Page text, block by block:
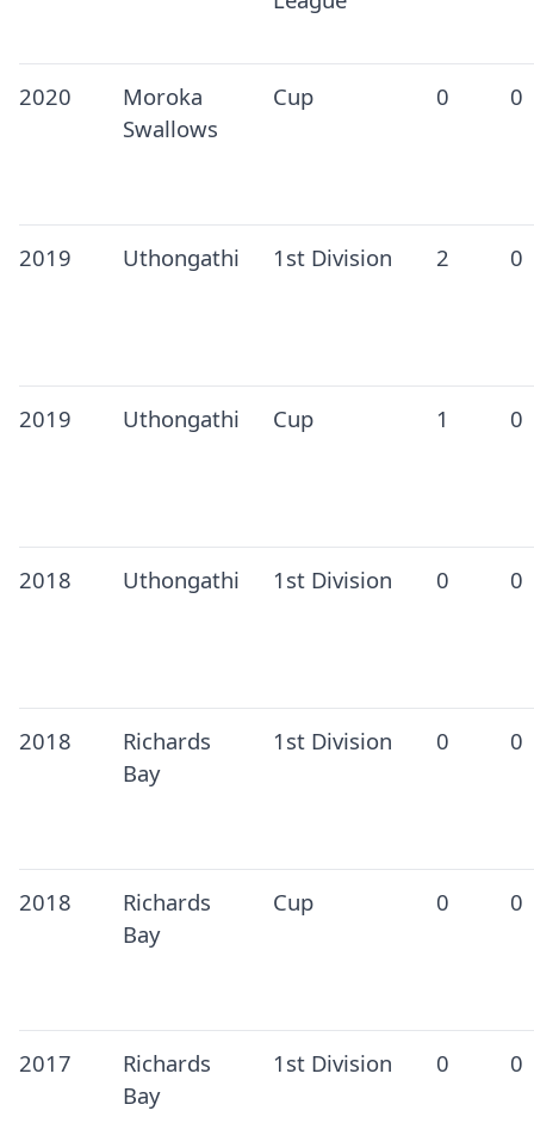
2020
Moroka
Swallows
Cup 0 0
2019 Uthongathi 1st Division 2 0
2019 Uthongathi Cup 1 0
2018 Uthongathi 1st Division 0 0
2018
Richards
Bay
1st Division 0 0
2018
Richards
Bay
Cup 0 0
2017
Richards
Bay
1st Division 0 0